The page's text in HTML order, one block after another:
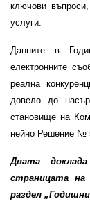
ключови
услуги.
Данните в
електронните
реална
довело до
становище на
нейно Решение №
Двата
страницата на
раздел